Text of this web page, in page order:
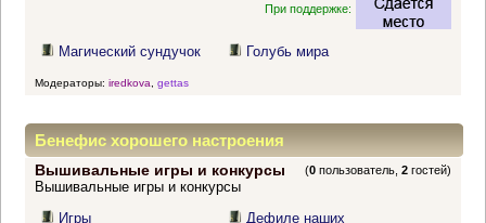
При поддержке:
Магический сундучок Голубь мира
Модераторы: iredkova gettas
Бенефис хорошего настроения
Вышивальные игры и конкурсы (0 пользователь,2 гостей)
Вышивальные игры и конкурсы
Игры
Дефиле наших